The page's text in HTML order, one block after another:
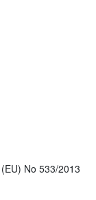
: 06/19/EC, Reg. (EC) No 2019/1085, Reg. (EU) No 2018/1262, Reg. (EU) No 540/2011, Reg. (EU) No 2017/1511, Reg. (EU) No 533/2013